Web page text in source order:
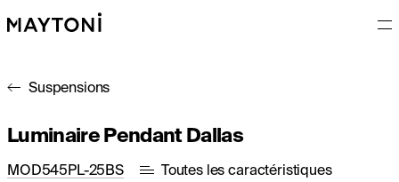
Suspensions
Luminaire Pendant Dallas
MOD545PL-25BS Toutes les caractéristiques